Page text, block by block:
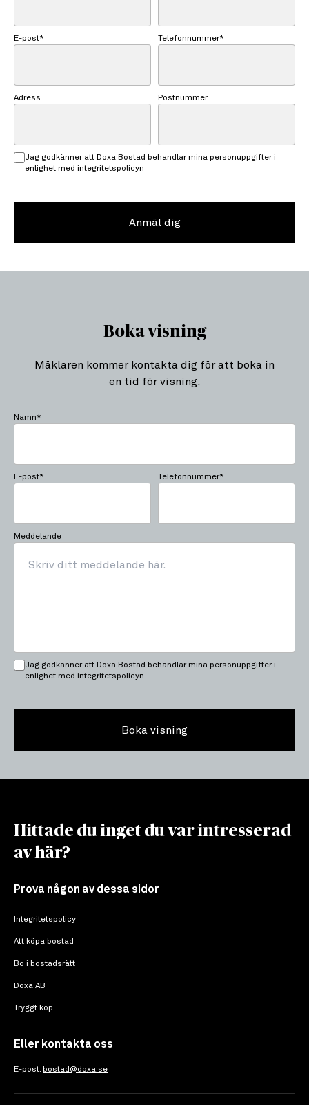
E-post* Telefonnummer*
Adress Postnummer
Jag godkänner att Doxa Bostad behandlar mina personuppgifter i
enlighet med integritetspolicyn
Anmäl dig
Boka visning
Mäklaren kommer kontakta dig för att boka in
en tid för visning.
Namn*
E-post* Telefonnummer*
Meddelande
Jag godkänner att Doxa Bostad behandlar mina personuppgifter i
enlighet med integritetspolicyn
Boka visning
Hittade du inget du var intresserad
av här?
Prova någon av dessa sidor
Integritetspolicy
Att köpa bostad
Bo i bostadsrätt
Doxa AB
Tryggt köp
Eller kontakta oss
E-post: bostad@doxa.se